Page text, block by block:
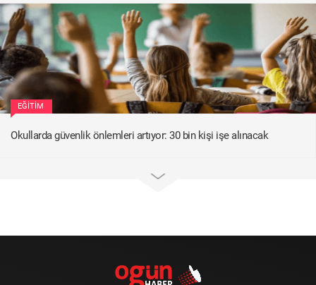
EĞITIM
Okullarda güvenlik önlemleri artıyor: 30 bin kişi işe alınacak